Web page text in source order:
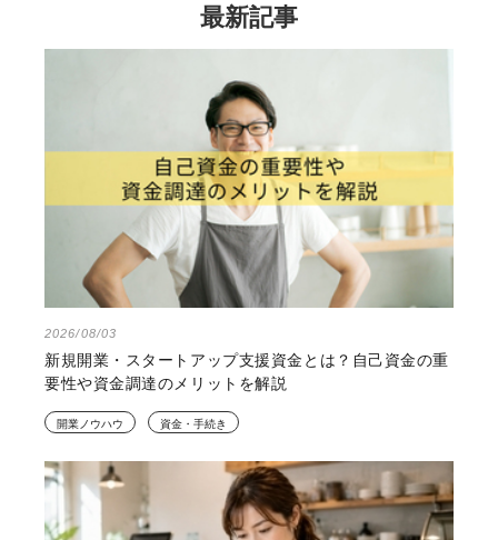
最新記事
2026/08/03
新規開業・スタートアップ支援資金とは？自己資金の重
要性や資金調達のメリットを解説
開業ノウハウ 資金・手続き